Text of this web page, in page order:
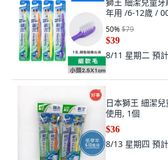
年用 /6-12歲 /
50%$79
$39
8/11 星期二 預
日本獅王 細潔
使用, 1個
$36
8/13 星期四 預